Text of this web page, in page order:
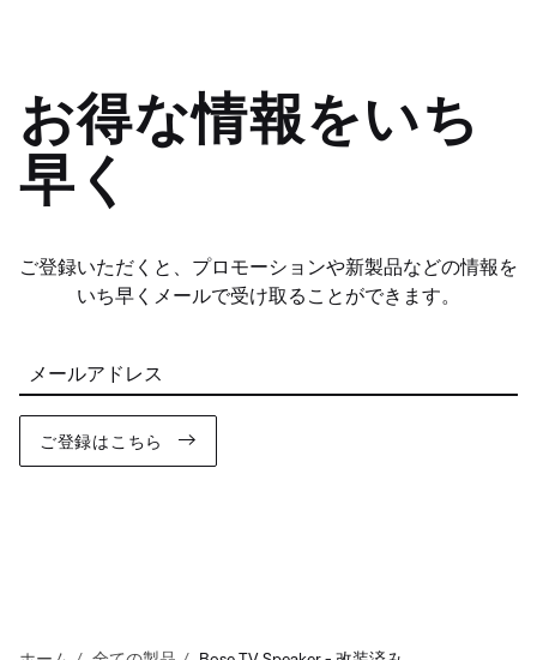
お得な情報をいち
早く
ご登録いただくと、プロモーションや新製品などの情報を
いち早くメールで受け取ることができます。
メールアドレス
ご登録はこちら